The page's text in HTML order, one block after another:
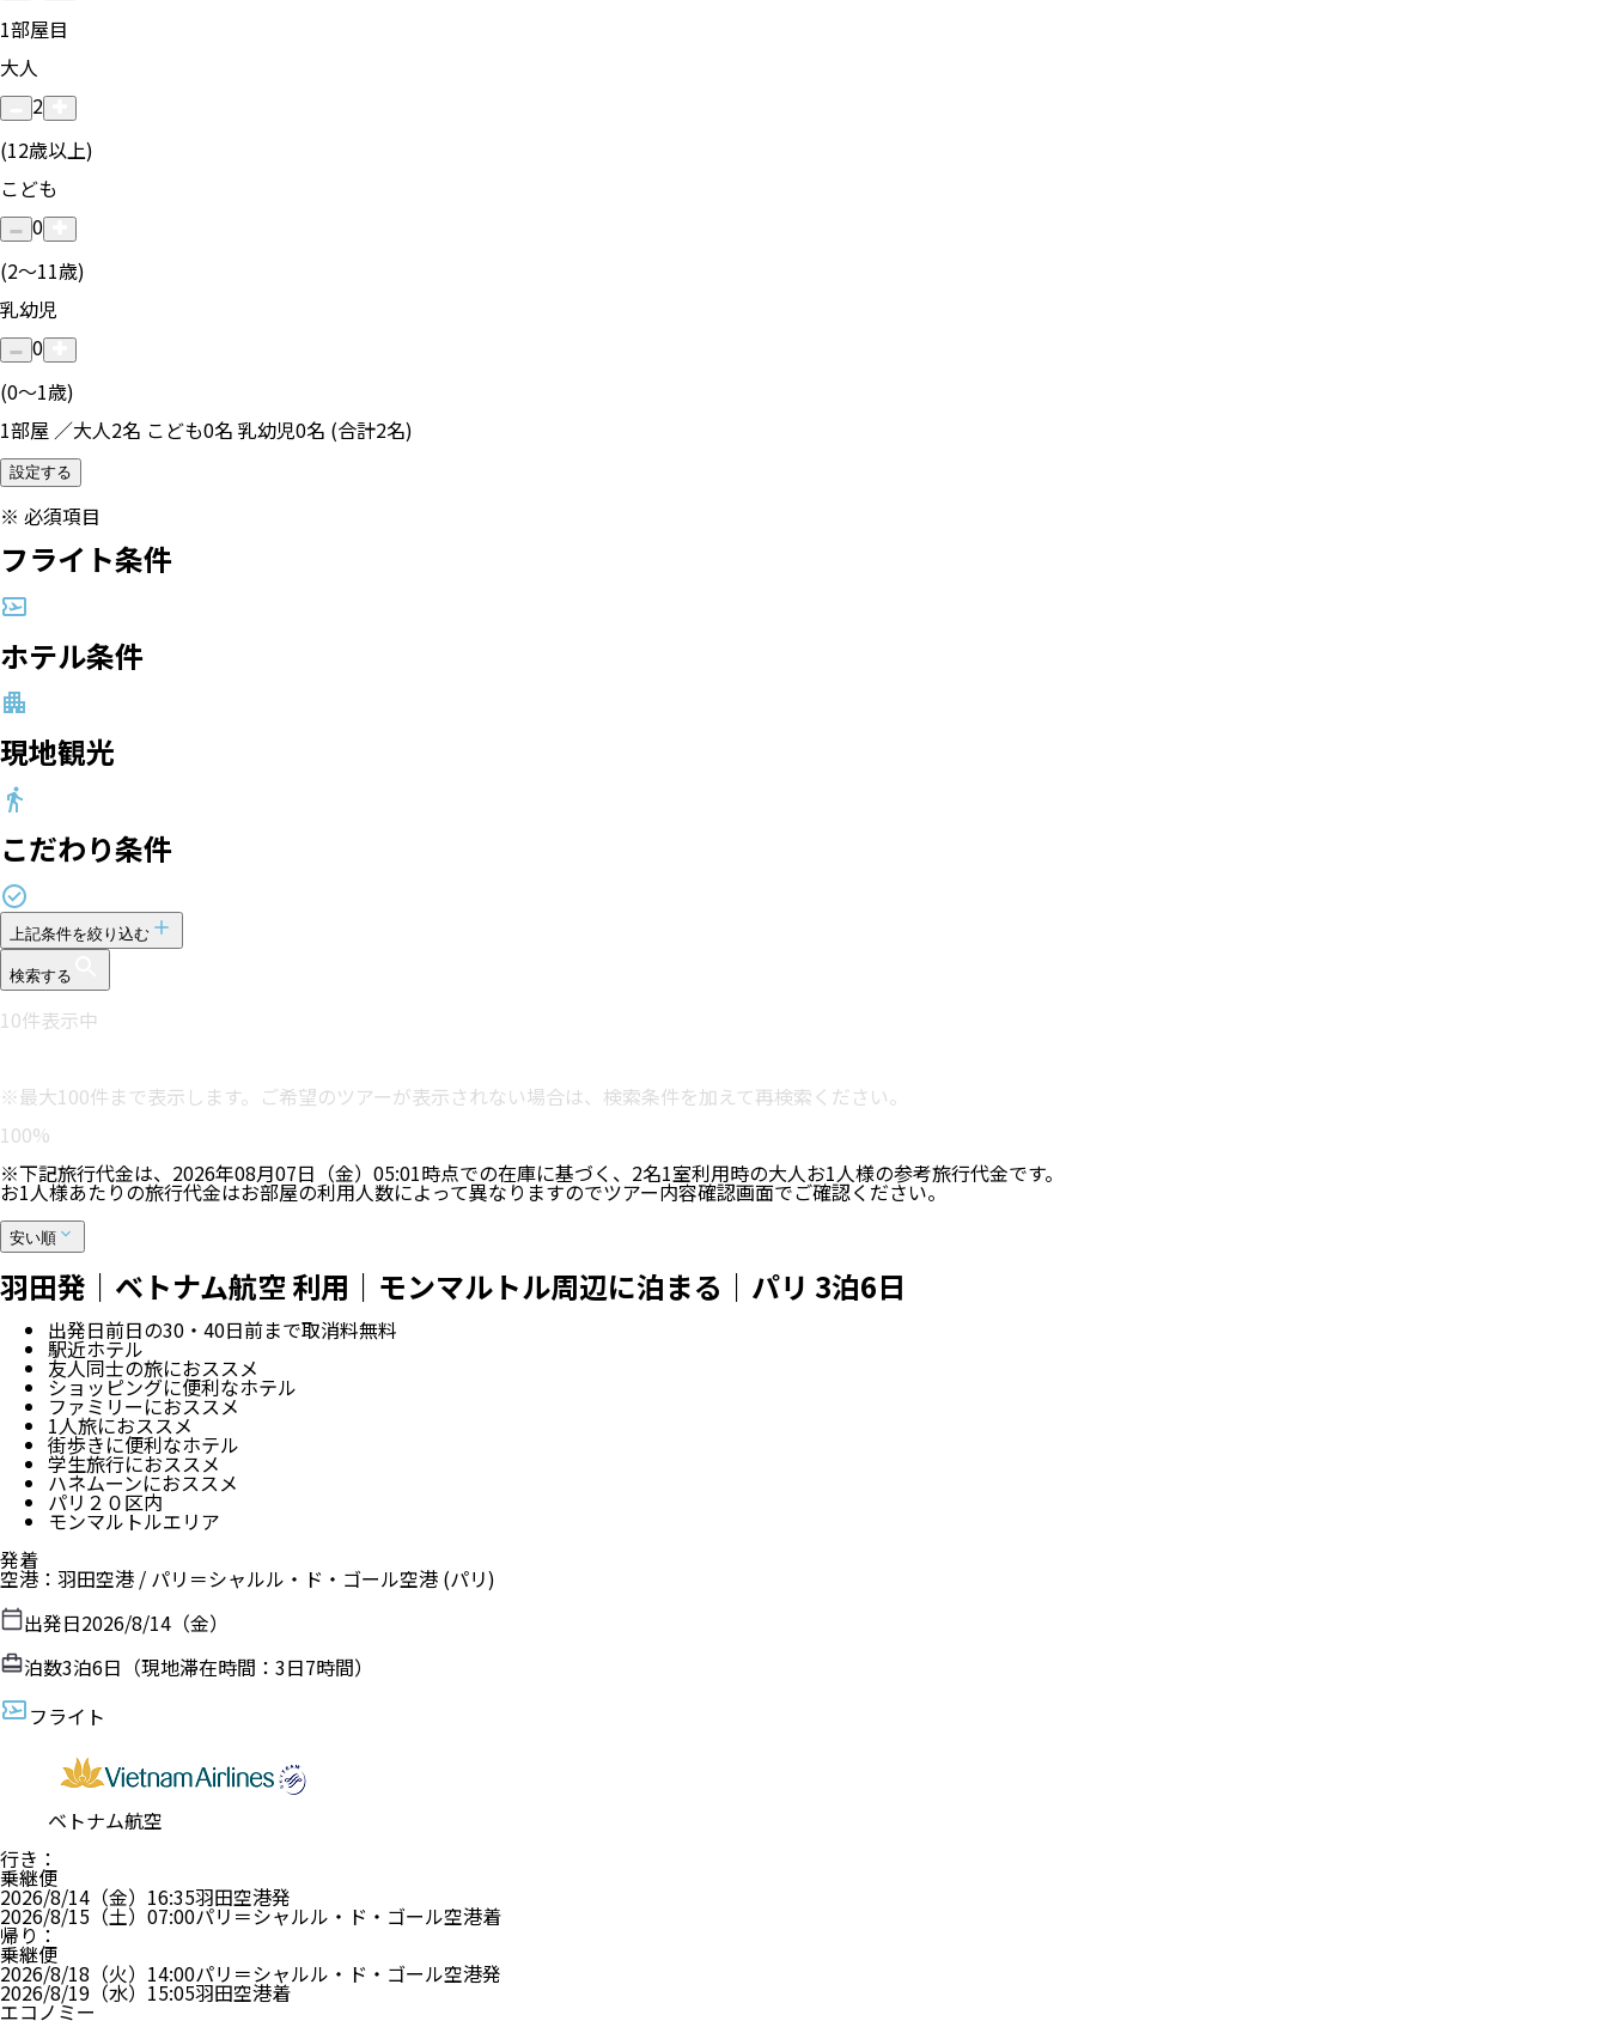
1部屋目
大人
2
(12歳以上)
こども
0
(2〜11歳)
乳幼児
0
(0〜1歳)
1部屋 ／大人2名 こども0名 乳幼児0名 (合計2名)
設定する
※ 必須項目
フライト条件
ホテル条件
現地観光
こだわり条件
上記条件を絞り込む
検索する
10件表示中
※最大100件まで表示します。ご希望のツアーが表示されない場合は、検索条件を加えて再検索ください。
100%
※下記旅行代金は、 2026年08月07日（金）05:01時点での在庫に基づく、 2名1室利用時の大人お1人様の参考旅行代金です。
お1人様あたりの旅行代金はお部屋の利用人数によって異なりますのでツアー内容確認画面でご確認ください。
安い順
羽田発｜ベトナム航空 利用｜モンマルトル周辺に泊まる｜パリ 3泊6日
出発日前日の30・40日前まで取消料無料
駅近ホテル
友人同士の旅におススメ
ショッピングに便利なホテル
ファミリーにおススメ
1人旅におススメ
街歩きに便利なホテル
学生旅行におススメ
ハネムーンにおススメ
パリ２０区内
モンマルトルエリア
発着
空港 ： 羽田空港 / パリ＝シャルル・ド・ゴール空港 (パリ)
出発日2026/8/14（金）
泊数3泊6日（現地滞在時間： 3日7時間）
フライト
ベトナム航空
行き ：
乗継便
2026/8/14（金） 16:35羽田空港発
2026/8/15（土） 07:00パリ＝シャルル・ド・ゴール空港着
帰り ：
乗継便
2026/8/18（火） 14:00パリ＝シャルル・ド・ゴール空港発
2026/8/19（水） 15:05羽田空港着
エコノミー